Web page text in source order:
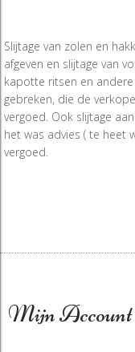
Slijtage van zolen en
afgeven en slijtage van
kapotte ritsen en
gebreken, die de
vergoed. Ook slijtage
het was advies ( te heet
vergoed.
Mijn Account